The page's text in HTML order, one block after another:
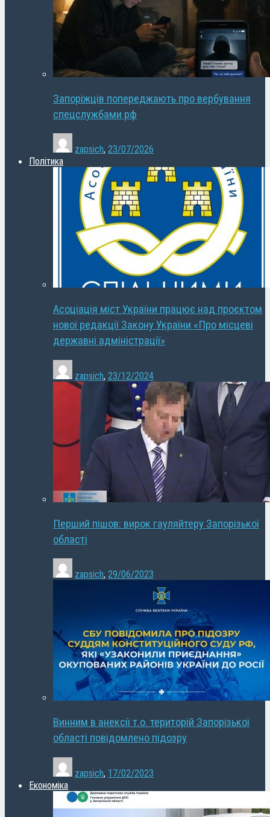
Запоріжців попереджають про вербування
спецслужбами рф
zapsich, 23/07/2026
Політика
Асоціація міст України працює над проєктом
нової редакції Закону України «Про місцеві
державні адміністрації»
zapsich, 23/12/2024
Перший пішов: вирок гауляйтеру Запорізької
області
zapsich, 29/06/2023
Винним в анексії т.о. територій Запорізької
області повідомлено підозру
zapsich, 17/02/2023
Економіка